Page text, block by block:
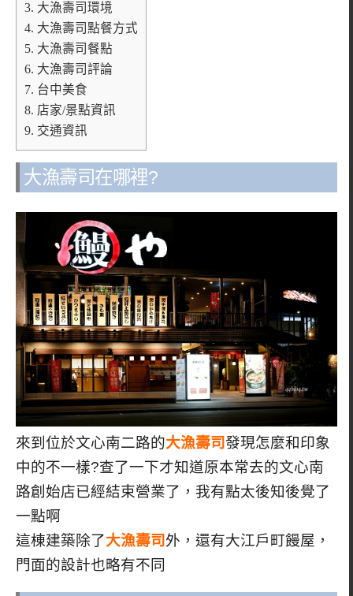
3. 大漁壽司環境
4. 大漁壽司點餐方式
5. 大漁壽司餐點
6. 大漁壽司評論
7. 台中美食
8. 店家/景點資訊
9. 交通資訊
大漁壽司在哪裡?
來到位於文心南二路的大漁壽司發現怎麼和印象
中的不一樣?查了一下才知道原本常去的文心南
路創始店已經結束營業了，我有點太後知後覺了
一點啊
這棟建築除了大漁壽司外，還有大江戶町饅屋，
門面的設計也略有不同